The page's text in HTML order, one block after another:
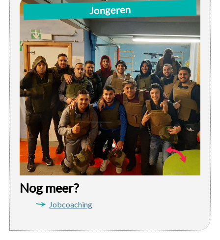
Jongeren
Di: 19u-21:30u | instuif / activiteit
Woe: 16u-18u | sportinstuif
Do: 19u-21:30u | instuif / activiteit
Za: 14u-17u | instuif / activiteit
Nog meer?
Jobcoaching